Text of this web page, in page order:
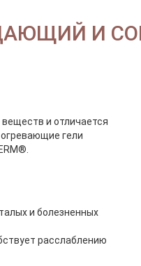
И
и отличается
гели
и болезненных
расслаблению